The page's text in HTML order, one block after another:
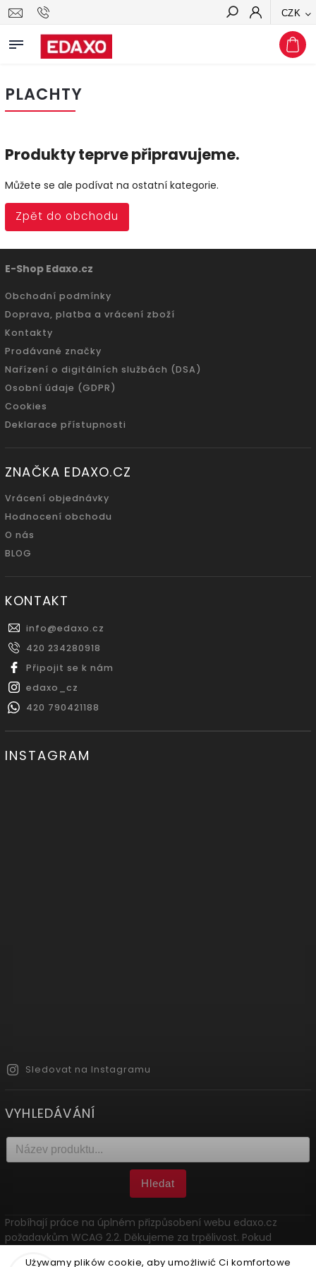
Używamy plików cookie, aby umożliwić Ci komfortowe
CZK
Hledat
PLACHTY
Produkty teprve připravujeme.
Můžete se ale podívat na ostatní kategorie.
Zpět do obchodu
E-Shop Edaxo.cz
Obchodní podmínky
Doprava, platba a vrácení zboží
Kontakty
Prodávané značky
Nařízení o digitálních službách (DSA)
Osobní údaje (GDPR)
Cookies
Deklarace přístupnosti
ZNAČKA EDAXO.CZ
Vrácení objednávky
Hodnocení obchodu
O nás
BLOG
KONTAKT
info@edaxo.cz
420 234280918
Připojit se k nám
edaxo_cz
420 790421188
INSTAGRAM
Sledovat na Instagramu
VYHLEDÁVÁNÍ
Hledat
Probíhají práce na úplném přizpůsobení webu edaxo.cz
požadavkům WCAG 2.2. Děkujeme za trpělivost. Pokud